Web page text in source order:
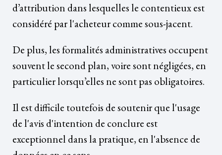
d’attribution dans lesquelles le contentieux est
considéré par l'acheteur comme sous-jacent.
De plus, les formalités administratives occupent
souvent le second plan, voire sont négligées, en
particulier lorsqu’elles ne sont pas obligatoires.
Il est difficile toutefois de soutenir que l'usage
de l'avis d'intention de conclure est
exceptionnel dans la pratique, en l'absence de